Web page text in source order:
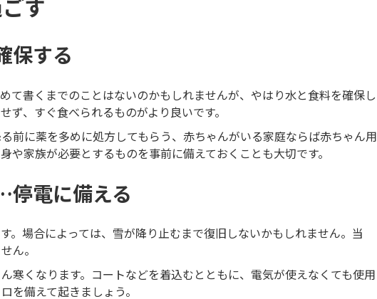
す
保する
て書くまでのことはないのかもしれませんが、やはり水と食料を確保し
ず、すぐ食べられるものがより良いです。
前に薬を多めに処方してもらう、赤ちゃんがいる家庭ならば赤ちゃん用
や家族が必要とするものを事前に備えておくことも大切です。
電に備える
。場合によっては、雪が降り止むまで復旧しないかもしれません。当
ん。
寒くなります。コートなどを着込むとともに、電気が使えなくても使用
を備えて起きましょう。